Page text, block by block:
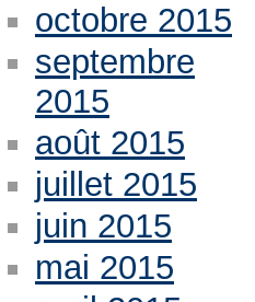
octobre 2015
septembre
2015
août 2015
juillet 2015
juin 2015
mai 2015